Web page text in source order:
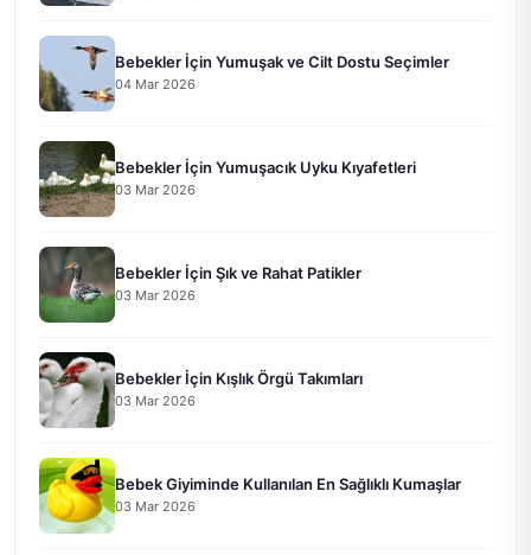
Bebekler İçin Yumuşak ve Cilt Dostu Seçimler
04 Mar 2026
Bebekler İçin Yumuşacık Uyku Kıyafetleri
03 Mar 2026
Bebekler İçin Şık ve Rahat Patikler
03 Mar 2026
Bebekler İçin Kışlık Örgü Takımları
03 Mar 2026
Bebek Giyiminde Kullanılan En Sağlıklı Kumaşlar
03 Mar 2026